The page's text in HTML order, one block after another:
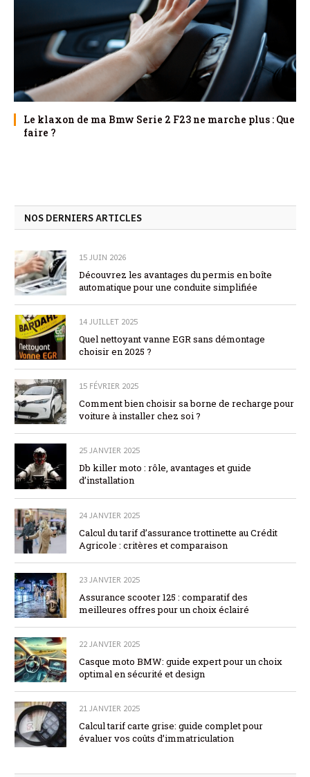
Le klaxon de ma Bmw Serie 2 F23 ne marche plus : Que
faire ?
NOS DERNIERS ARTICLES
15 JUIN 2026
Découvrez les avantages du permis en boîte
automatique pour une conduite simplifiée
14 JUILLET 2025
Quel nettoyant vanne EGR sans démontage
choisir en 2025 ?
15 FÉVRIER 2025
Comment bien choisir sa borne de recharge pour
voiture à installer chez soi ?
25 JANVIER 2025
Db killer moto : rôle, avantages et guide
d’installation
24 JANVIER 2025
Calcul du tarif d’assurance trottinette au Crédit
Agricole : critères et comparaison
23 JANVIER 2025
Assurance scooter 125 : comparatif des
meilleures offres pour un choix éclairé
22 JANVIER 2025
Casque moto BMW: guide expert pour un choix
optimal en sécurité et design
21 JANVIER 2025
Calcul tarif carte grise: guide complet pour
évaluer vos coûts d’immatriculation